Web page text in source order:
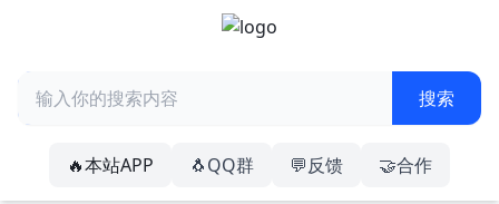
🔥本站APP 🐧QQ群 💬反馈 🤝合作